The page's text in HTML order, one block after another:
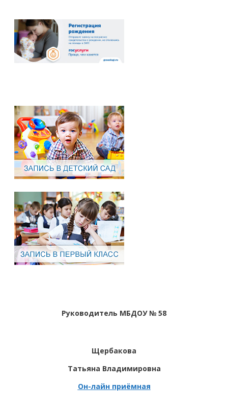
Руководитель МБДОУ № 58
Щербакова
Татьяна Владимировна
Он-лайн приёмная